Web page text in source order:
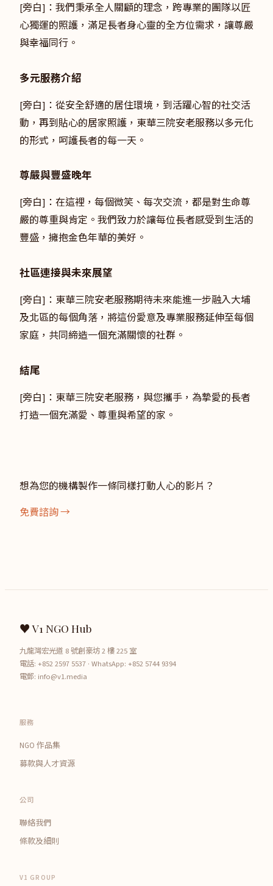
[旁白]：我們秉承全人關顧的理念，跨專業的團隊以匠
心獨運的照護，滿足長者身心靈的全方位需求，讓尊嚴
與幸福同行。
多元服務介紹
[旁白]：從安全舒適的居住環境，到活躍心智的社交活
動，再到貼心的居家照護，東華三院安老服務以多元化
的形式，呵護長者的每一天。
尊嚴與豐盛晚年
[旁白]：在這裡，每個微笑、每次交流，都是對生命尊
嚴的尊重與肯定。我們致力於讓每位長者感受到生活的
豐盛，擁抱金色年華的美好。
社區連接與未來展望
[旁白]：東華三院安老服務期待未來能進一步融入大埔
及北區的每個角落，將這份愛意及專業服務延伸至每個
家庭，共同締造一個充滿關懷的社群。
結尾
[旁白]：東華三院安老服務，與您攜手，為摯愛的長者
打造一個充滿愛、尊重與希望的家。
想為您的機構製作一條同樣打動人心的影片？
免費諮詢 →
♥ V1 NGO Hub
九龍灣宏光道 8 號創豪坊 2 樓 225 室
電話: +852 2597 5537 · WhatsApp: +852 5744 9394
電郵: info@v1.media
服務
NGO 作品集
募款與人才資源
公司
聯絡我們
條款及細則
V1 GROUP